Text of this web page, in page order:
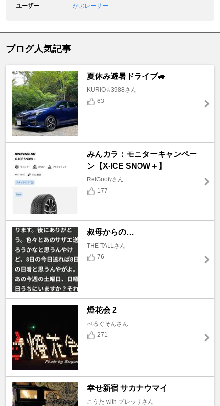
ユーザー
かぶレーサー
ブログ人気記事
夏休み避暑ドライブ🚙
KURIO☆3988さん
63
みんカラ：モニターキャンペー
ン【X-ICE SNOW＋】
ReiGoofyさん
177
叔母からの…
THE TALLさん
76
燈花会 2
べるぐそんさん
271
幸せ新宿 サカナウマイ
こうた with プレッサさん